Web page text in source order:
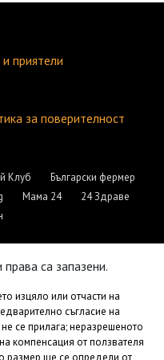
приятели
за поверителност
Клуб
Български фермер
Мама 24
24 Здраве
са запазени.
изцяло или отчасти на
съгласие на
се прилага; неразрешеното
компенсация от ползвателя